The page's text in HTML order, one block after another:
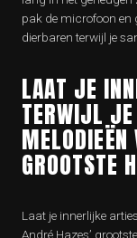
pak de microfoon en
dierbaren terwijl je
LAAT JE
TERWIJL
MELODIEËN
GROOTSTE
Laat je innerlijke
André Hazes’